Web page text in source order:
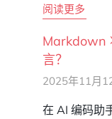
阅读更多
Markdown
言？
2025年11月
在 AI 编码助